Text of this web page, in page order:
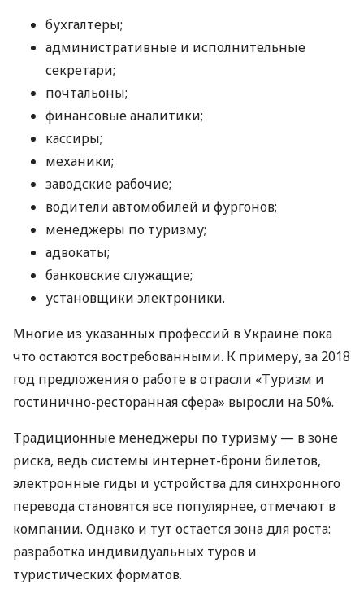
бухгалтеры;
административные и исполнительные
секретари;
почтальоны;
финансовые аналитики;
кассиры;
механики;
заводские рабочие;
водители автомобилей и фургонов;
менеджеры по туризму;
адвокаты;
банковские служащие;
установщики электроники.
Многие из указанных профессий в Украине пока
что остаются востребованными. К примеру, за 2018
год предложения о работе в отрасли «Туризм и
гостинично-ресторанная сфера» выросли на 50%.
Традиционные менеджеры по туризму — в зоне
риска, ведь системы интернет-брони билетов,
электронные гиды и устройства для синхронного
перевода становятся все популярнее, отмечают в
компании. Однако и тут остается зона для роста:
разработка индивидуальных туров и
туристических форматов.